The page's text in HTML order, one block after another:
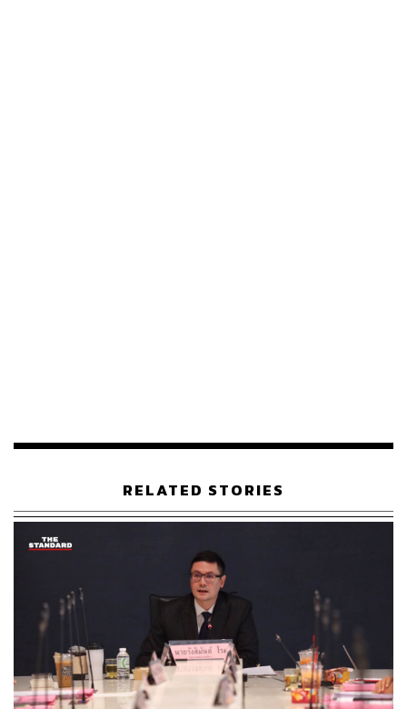
ต้องขาย เพราะเรามีกลไกกองทุนน้ำมันอุ้มการขาดทุนของ
อรรถวิชช์แนะนำว่า รัฐบาลต้องคิดใหม่ ใช้ พ.ร.ก. ปี 2516
กำหนดราคาตายตัว เพราะเขาใช้ต้นทุนเก่าเมื่อเดือนที่แล้ว มี
เพียงราคาสมมติที่เพิ่มสูงขึ้น หากนายกรัฐมนตรีสั่งให้เป็น
ราคาเดียวได้ ไม่เกิดกลไก 2 ราคา และหากโรงกลั่นจะขอ
ชดเชยการขาดทุน ให้ทำเรื่องขึ้นมาขอคณะกรรมการ
กองทุน ไม่ใช่การชดเชยอัตโนมัติอย่างที่เป็นทุกวันนี้ เพราะ
โรงกลั่นย่อมต้องรู้ต้นทุนและกำไรขาดทุนอยู่แล้ว
RELATED STORIES